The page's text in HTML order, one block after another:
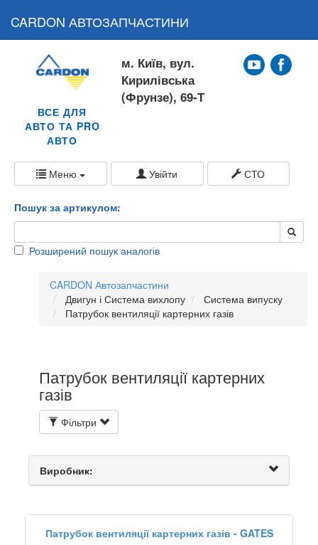
CARDON АВТОЗАПЧАСТИНИ
ВСЕ ДЛЯ
АВТО ТА PRO
АВТО
м. Київ, вул.
Кирилівська
(Фрунзе), 69-Т
Меню Увійти СТО
Пошук за артикулом:
Розширений пошук аналогів
CARDON Автозапчастини
Двигун і Система вихлопу
Система випуску
Патрубок вентиляції картерних газів
Патрубок вентиляції картерних
газів
Фільтри
Виробник:
Патрубок вентиляції картерних газів - GATES